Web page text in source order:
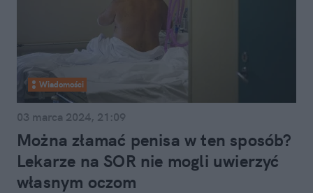
Wiadomości
03 marca 2024, 21:09
Można złamać penisa w ten sposób?
Lekarze na SOR nie mogli uwierzyć
własnym oczom